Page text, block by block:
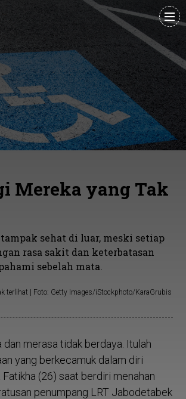
Mereka yang Tak
sehat di luar, meski setiap
rasa sakit dan keterbatasan
sebelah mata.
terlihat | Foto: Getty Images/iStockphoto/KaraGrubis
dan merasa tidak berdaya. Itulah
yang berkecamuk dalam diri
Fatikha (26) saat berdiri menahan
penumpang LRT Jabodetabek